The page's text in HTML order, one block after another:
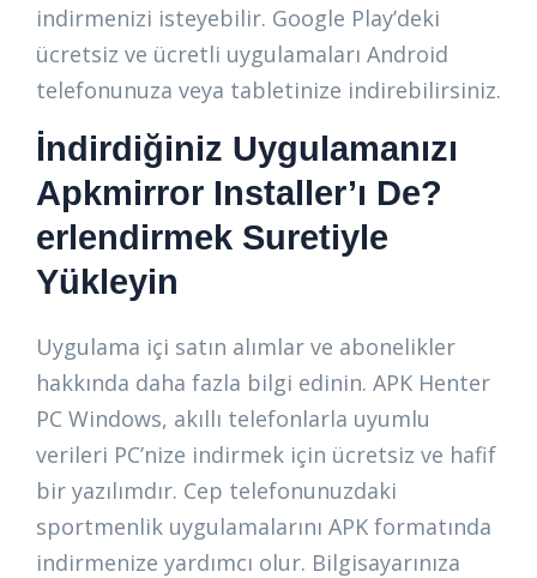
indirmenizi isteyebilir. Google Play’deki
ücretsiz ve ücretli uygulamaları Android
telefonunuza veya tabletinize indirebilirsiniz.
İndirdiğiniz Uygulamanızı
Apkmirror Installer’ı De?
erlendirmek Suretiyle
Yükleyin
Uygulama içi satın alımlar ve abonelikler
hakkında daha fazla bilgi edinin. APK Henter
PC Windows, akıllı telefonlarla uyumlu
verileri PC’nize indirmek için ücretsiz ve hafif
bir yazılımdır. Cep telefonunuzdaki
sportmenlik uygulamalarını APK formatında
indirmenize yardımcı olur. Bilgisayarınıza